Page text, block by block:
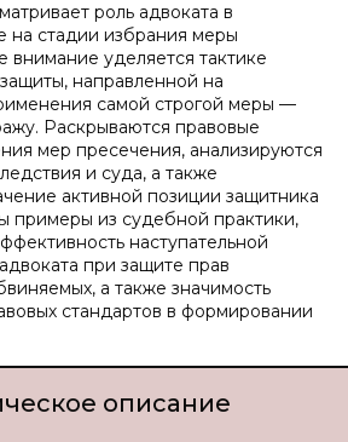
роль адвоката в
на стадии избрания меры
уделяется тактике
направленной на
самой строгой меры —
Раскрываются правовые
мер пресечения, анализируются
и суда, а также
активной позиции защитника
примеры из судебной практики,
наступательной
при защите прав
а также значимость
стандартов в формировании
описание